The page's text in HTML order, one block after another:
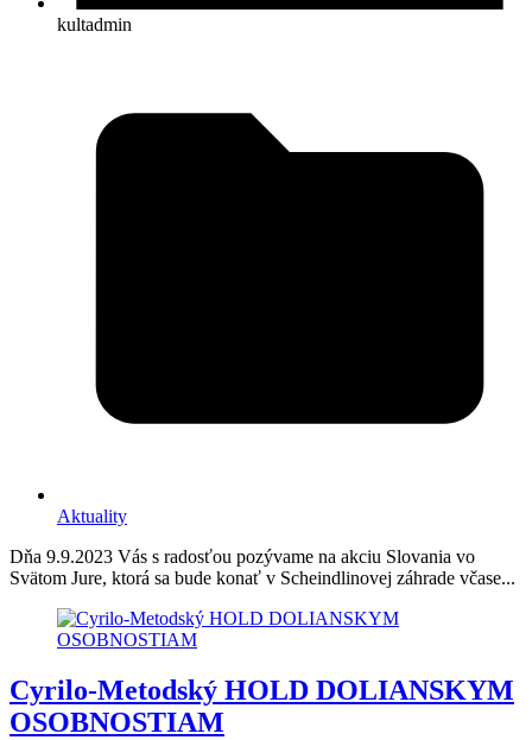
kultadmin
Aktuality
Dňa 9.9.2023 Vás s radosťou pozývame na akciu Slovania vo
Svätom Jure, ktorá sa bude konať v Scheindlinovej záhrade včase...
Cyrilo-Metodský HOLD DOLIANSKYM
OSOBNOSTIAM